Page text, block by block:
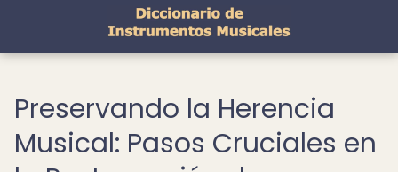
Preservando la Herencia
Musical: Pasos Cruciales en